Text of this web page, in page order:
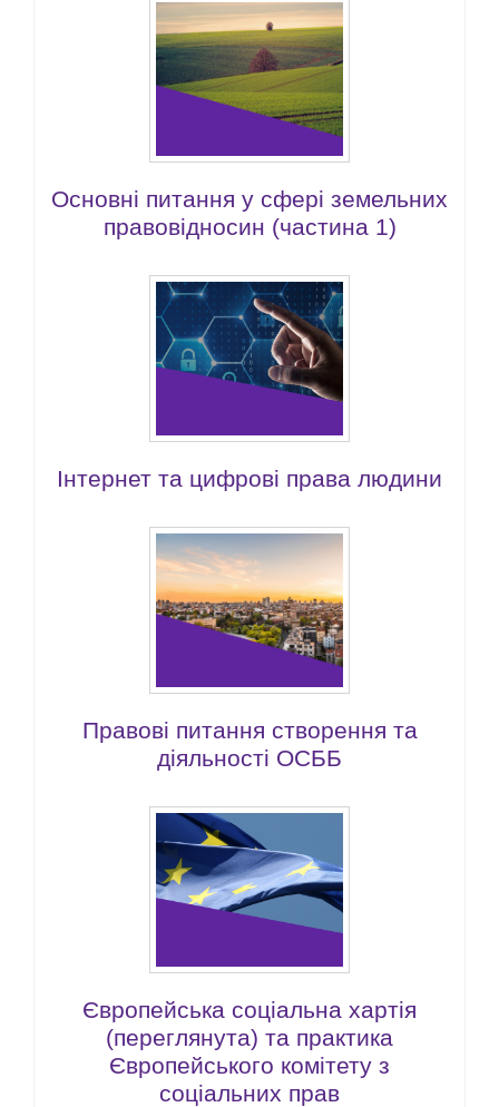
Основні питання у сфері земельних
правовідносин (частина 1)
Інтернет та цифрові права людини
Правові питання створення та
діяльності ОСББ
Європейська соціальна хартія
(переглянута) та практика
Європейського комітету з
соціальних прав